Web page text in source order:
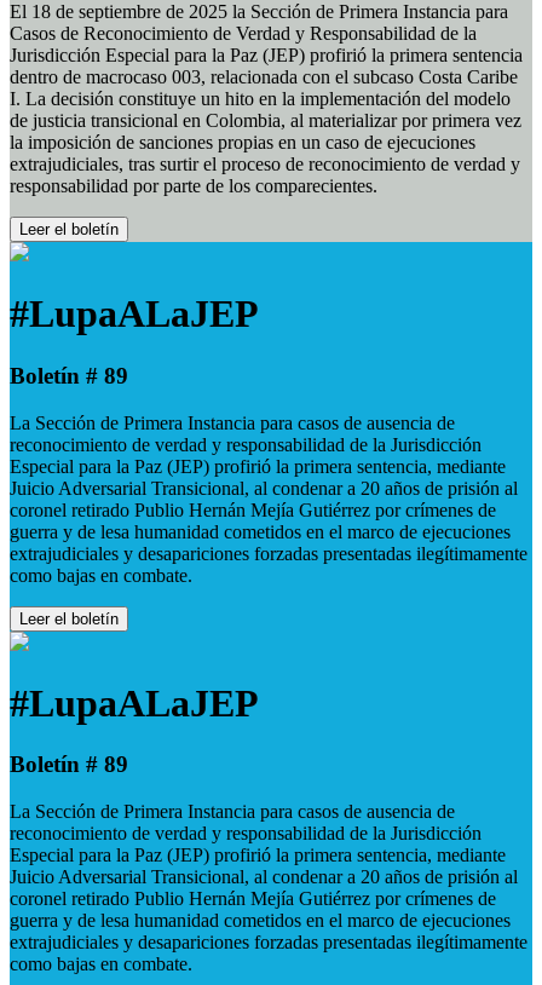
El 18 de septiembre de 2025 la Sección de Primera Instancia para
Casos de Reconocimiento de Verdad y Responsabilidad de la
Jurisdicción Especial para la Paz (JEP) profirió la primera sentencia
dentro de macrocaso 003, relacionada con el subcaso Costa Caribe
I. La decisión constituye un hito en la implementación del modelo
de justicia transicional en Colombia, al materializar por primera vez
la imposición de sanciones propias en un caso de ejecuciones
extrajudiciales, tras surtir el proceso de reconocimiento de verdad y
responsabilidad por parte de los comparecientes.
Leer el boletín
#LupaALaJEP
Boletín # 89
La Sección de Primera Instancia para casos de ausencia de
reconocimiento de verdad y responsabilidad de la Jurisdicción
Especial para la Paz (JEP) profirió la primera sentencia, mediante
Juicio Adversarial Transicional, al condenar a 20 años de prisión al
coronel retirado Publio Hernán Mejía Gutiérrez por crímenes de
guerra y de lesa humanidad cometidos en el marco de ejecuciones
extrajudiciales y desapariciones forzadas presentadas ilegítimamente
como bajas en combate.
Leer el boletín
#LupaALaJEP
Boletín # 89
La Sección de Primera Instancia para casos de ausencia de
reconocimiento de verdad y responsabilidad de la Jurisdicción
Especial para la Paz (JEP) profirió la primera sentencia, mediante
Juicio Adversarial Transicional, al condenar a 20 años de prisión al
coronel retirado Publio Hernán Mejía Gutiérrez por crímenes de
guerra y de lesa humanidad cometidos en el marco de ejecuciones
extrajudiciales y desapariciones forzadas presentadas ilegítimamente
como bajas en combate.